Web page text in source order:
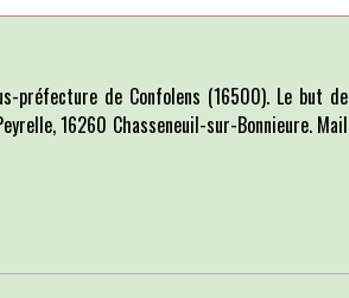
préfecture de Confolens (16500). Le but de
16260 Chasseneuil-sur-Bonnieure. Mail